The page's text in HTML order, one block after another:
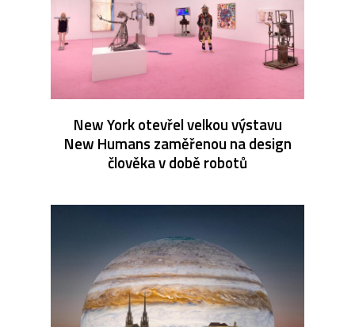
New York otevřel velkou výstavu
New Humans zaměřenou na design
člověka v době robotů